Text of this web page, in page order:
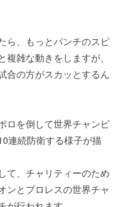
ら、もっとパンチのスピ
雑な動きをしますが、
合の方がスカッとするん
ロを倒して世界チャンピ
連続防衛する様子が描
て、チャリティーのため
ンとプロレスの世界チャ